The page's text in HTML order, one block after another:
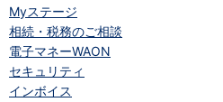
Myステージ
相続・税務のご相談
電子マネーWAON
セキュリティ
インボイス